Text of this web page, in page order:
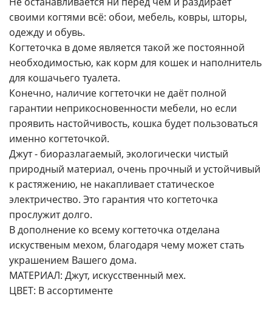
своими когтями всё: обои, мебель, ковры, шторы,
одежду и обувь.
Когтеточка в доме является такой же постоянной
необходимостью, как корм для кошек и наполнитель
для кошачьего туалета.
Конечно, наличие когтеточки не даёт полной
гарантии неприкосновенности мебели, но если
проявить настойчивость, кошка будет пользоваться
именно когтеточкой.
Джут - биоразлагаемый, экологически чистый
природный материал, очень прочный и устойчивый
к растяжению, не накапливает статическое
электричество. Это гарантия что когтеточка
прослужит долго.
В дополнение ко всему когтеточка отделана
искуственым мехом, благодаря чему может стать
украшением Вашего дома.
МАТЕРИАЛ: Джут, искусственный мех.
ЦВЕТ: В ассортименте